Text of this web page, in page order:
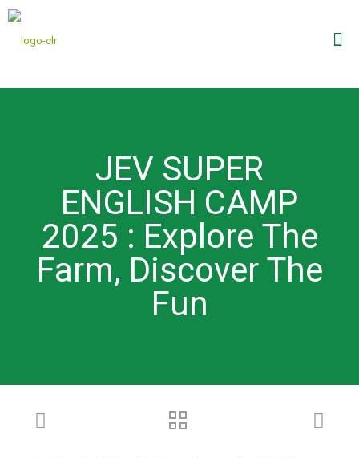
JEV SUPER
ENGLISH CAMP
2025 : Explore The
Farm, Discover The
Fun